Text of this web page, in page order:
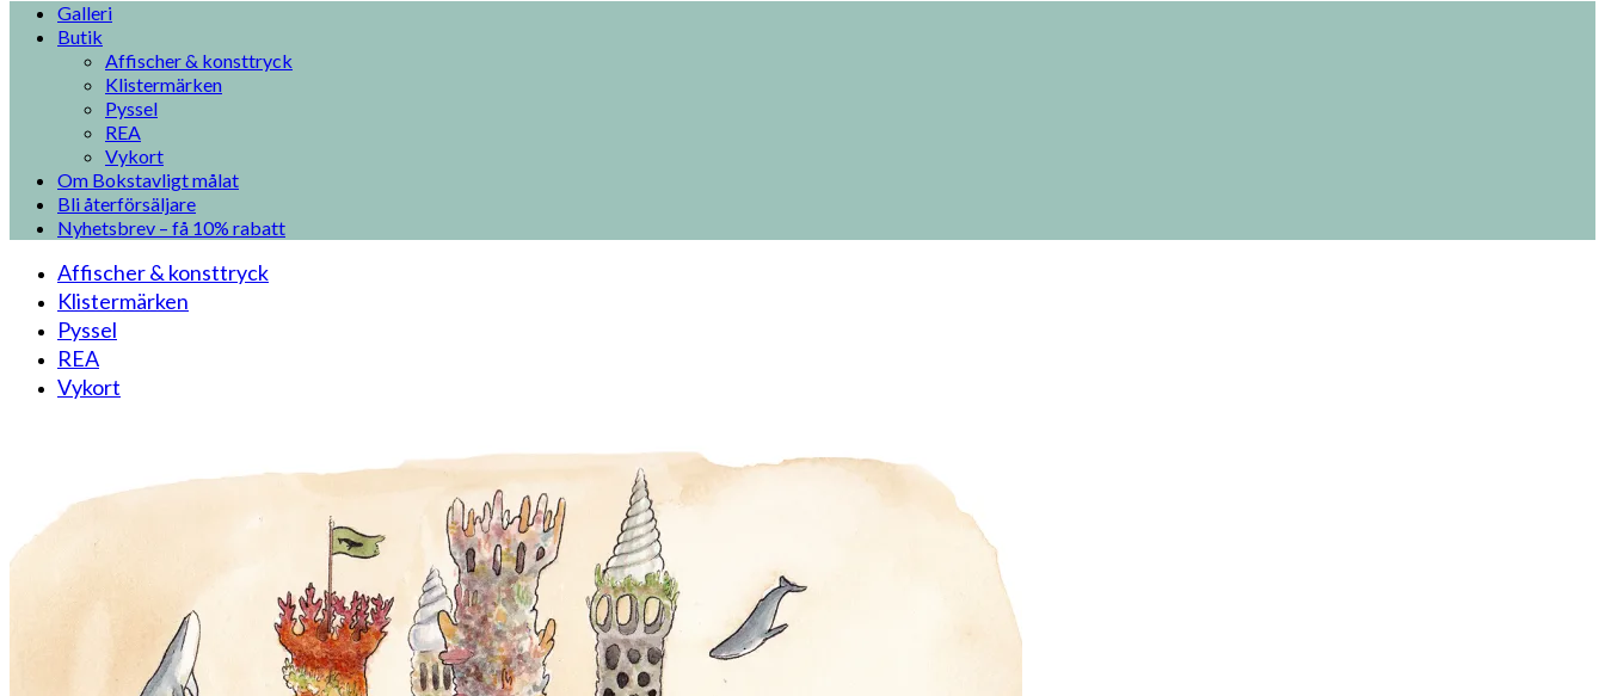
Galleri
Butik
Affischer & konsttryck
Klistermärken
Pyssel
REA
Vykort
Om Bokstavligt målat
Bli återförsäljare
Nyhetsbrev – få 10% rabatt
Affischer & konsttryck
Klistermärken
Pyssel
REA
Vykort